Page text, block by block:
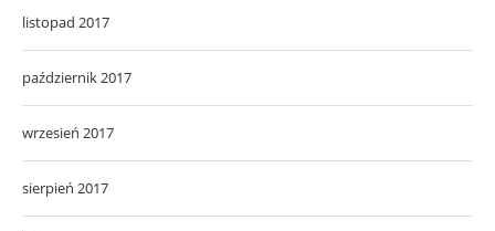
listopad 2017
październik 2017
wrzesień 2017
sierpień 2017